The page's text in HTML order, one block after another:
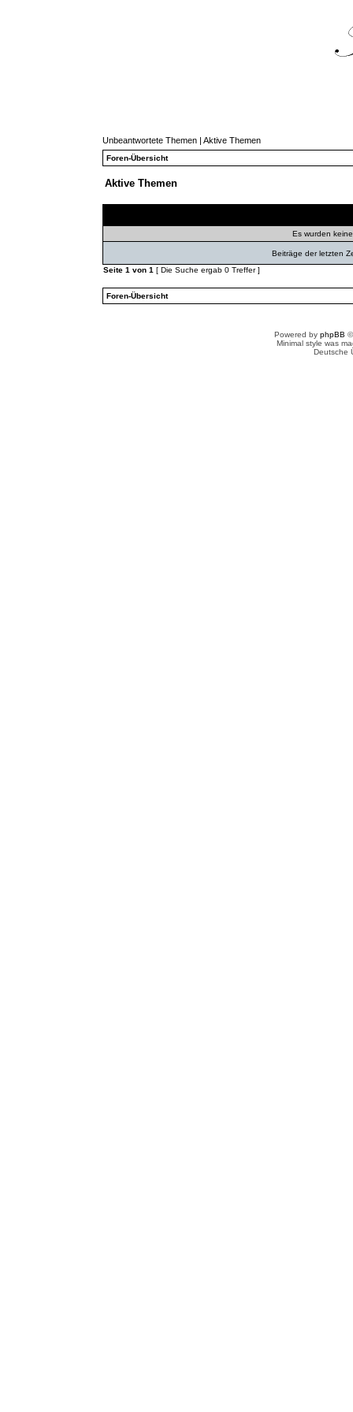
Unbeantwortete Themen | Aktive Themen
Foren-Übersicht
Aktive Themen
Es wurden
Beiträge der letzten
Seite 1 von 1 [ Die Suche ergab 0 Treffer ]
Foren-Übersicht
Powered by phpBB
Minimal style was
Deutsche